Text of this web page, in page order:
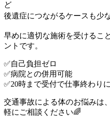
ど
後遺症につながるケースも少
早めに適切な施術を受けるこ
ントです。
✅自己負担ゼロ
✅病院との併用可能
✅20時まで受付で仕事終わり
交通事故による体のお悩みは
軽にご相談ください🌈